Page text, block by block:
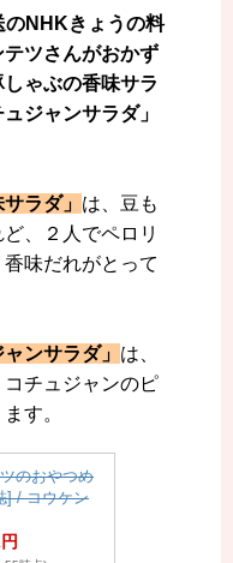
のNHKきょうの料
ツさんがおかず
ゃぶの香味サラ
ジャンサラダ」
ラダ」 は、豆も
、２人でペロリ
味だれがとって
ンサラダ」 は、
チュジャンのピ
す。
のおやつめ
] / コウケン